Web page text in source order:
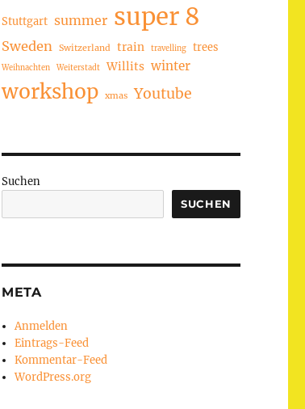
Stuttgart summer super 8
Sweden Switzerland train travelling trees
Weihnachten Weiterstadt Willits winter
workshop xmas Youtube
Suchen
SUCHEN
META
Anmelden
Eintrags-Feed
Kommentar-Feed
WordPress.org